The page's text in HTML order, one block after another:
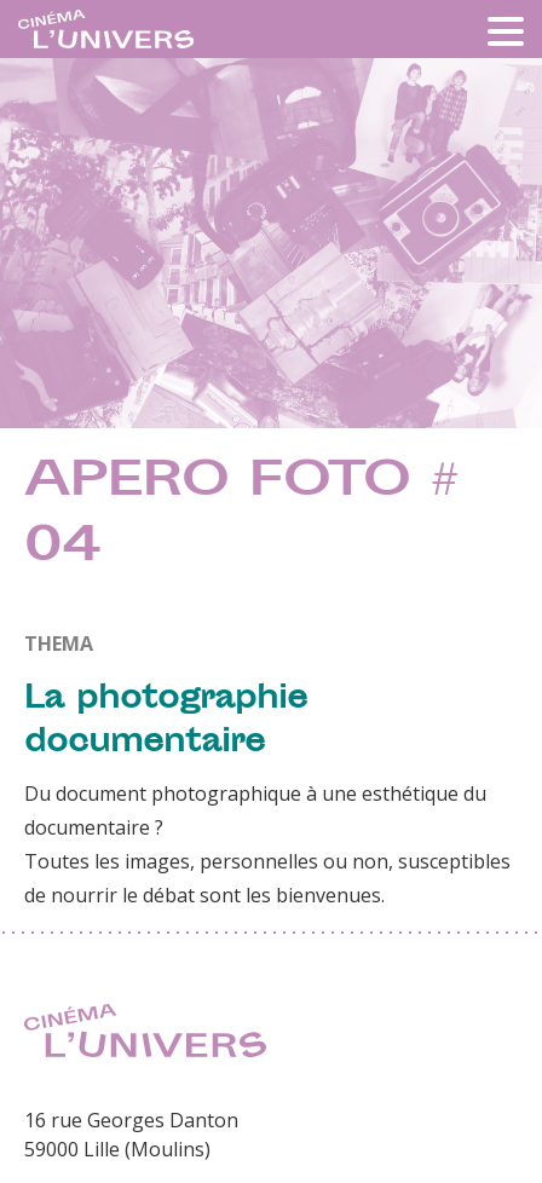
APERO FOTO #
04
THEMA
La photographie
documentaire
Du document photographique à une esthétique du
documentaire ?
Toutes les images, personnelles ou non, susceptibles
de nourrir le débat sont les bienvenues.
16 rue Georges Danton
59000 Lille (Moulins)